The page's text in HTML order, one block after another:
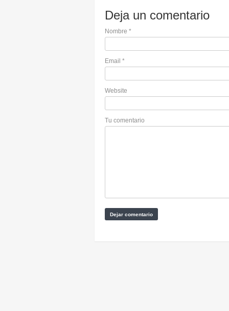
Deja un comentario
Nombre *
Email *
Website
Tu comentario